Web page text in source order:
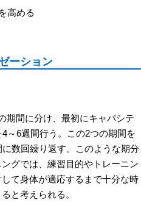
高める
ーション
期間に分け、最初にキャパシテ
～6週間行う。この2つの期間を
数回繰り返す。このような期分
グでは、練習目的やトレーニン
て身体が適応するまで十分な時
と考えられる。